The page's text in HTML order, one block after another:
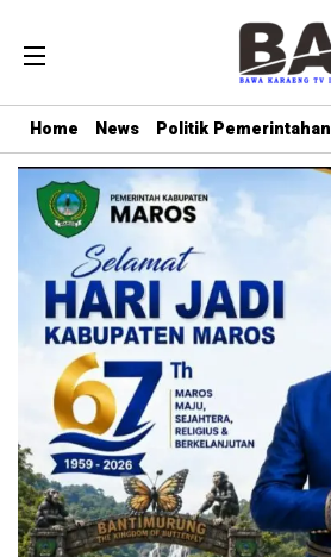
Home News Politik Pemerintahan